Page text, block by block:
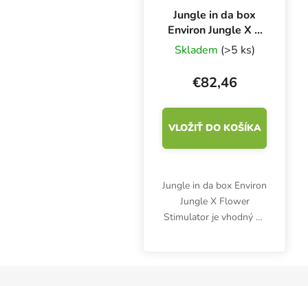
Jungle in da box
Environ Jungle X 1
l, stimulátor
kvetov
Skladem (>5 ks)
€82,46
VLOŽIŤ DO KOŠÍKA
Jungle in da box Environ
Jungle X Flower
Stimulator je vhodný na